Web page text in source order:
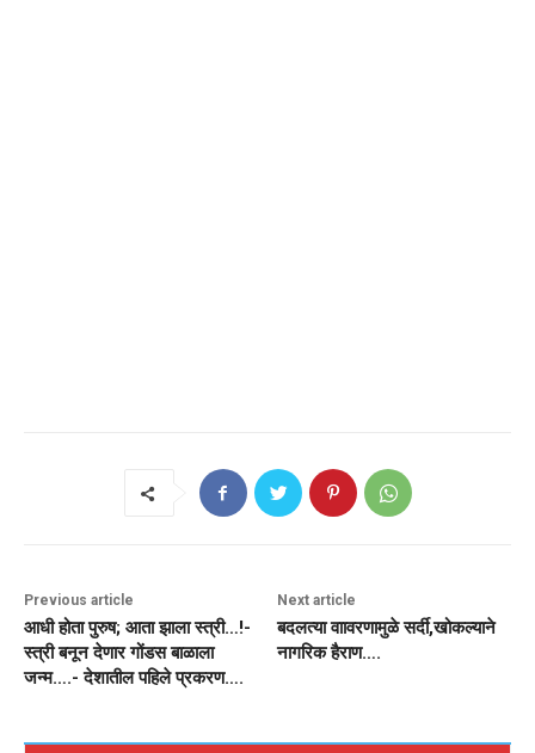
Previous article
आधी होता पुरुष; आता झाला स्त्री…!-
स्त्री बनून देणार गोंडस बाळाला
जन्म….- देशातील पहिले प्रकरण….
Next article
बदलत्या वाावरणामुळे सर्दी,खोकल्याने
नागरिक हैराण….